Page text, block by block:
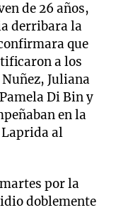
de 26 años,
derribara la
que
a los
Juliana
Di Bin y
en la
Laprida al
por la
doblemente